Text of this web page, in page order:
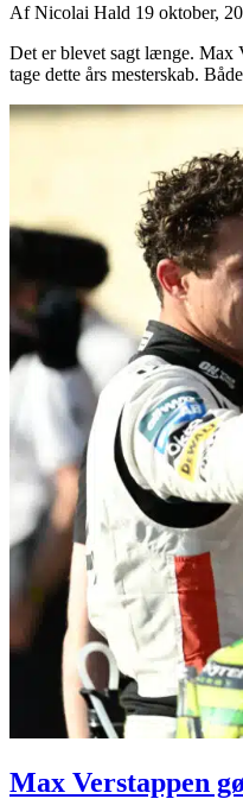
AfNicolai Hald 19 oktober,
Det er blevet sagt længe. Max
tage dette års mesterskab.
Max Verstappen